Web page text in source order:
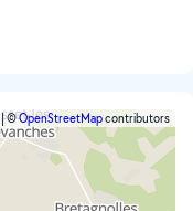
|©OpenStreetMapcontributors